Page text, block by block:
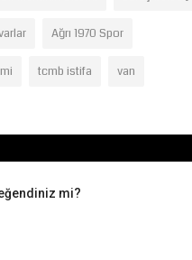
Ağrı 1970 Spor
tcmb istifa van
mi?